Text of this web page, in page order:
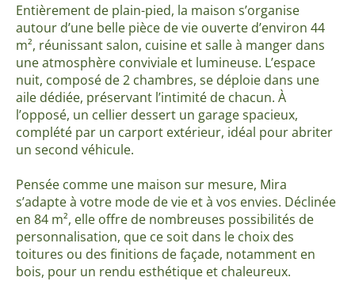
Entièrement de plain-pied, la maison s’organise
autour d’une belle pièce de vie ouverte d’environ 44
m², réunissant salon, cuisine et salle à manger dans
une atmosphère conviviale et lumineuse. L’espace
nuit, composé de 2 chambres, se déploie dans une
aile dédiée, préservant l’intimité de chacun. À
l’opposé, un cellier dessert un garage spacieux,
complété par un carport extérieur, idéal pour abriter
un second véhicule.
Pensée comme une maison sur mesure, Mira
s’adapte à votre mode de vie et à vos envies. Déclinée
en 84 m², elle offre de nombreuses possibilités de
personnalisation, que ce soit dans le choix des
toitures ou des finitions de façade, notamment en
bois, pour un rendu esthétique et chaleureux.